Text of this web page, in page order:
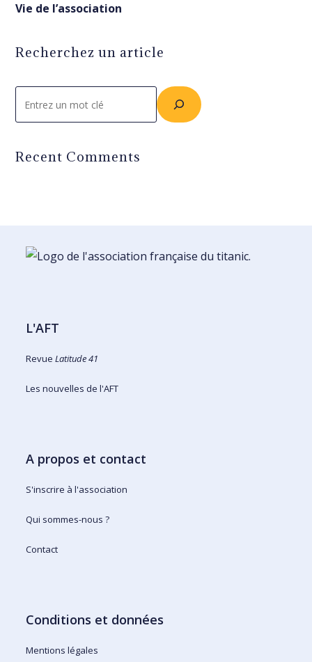
Vie de l’association
Recherchez un article
Recent Comments
L'AFT
RevueLatitude 41
Les nouvelles de l'AFT
A propos et contact
S'inscrire à l'association
Qui sommes-nous ?
Contact
Conditions et données
Mentions légales